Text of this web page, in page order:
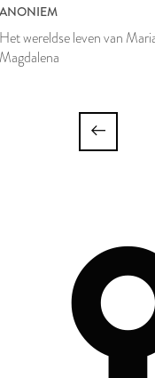
ANONIEM
Het wereldse leven van
Magdalena